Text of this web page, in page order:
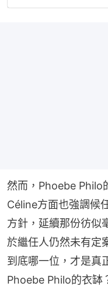
然而，Phoebe Philo
Céline方面也強調候
方針，延續那份彷似
於繼任人仍然未有定
到底哪一位，才是真
Phoebe Philo的衣缽